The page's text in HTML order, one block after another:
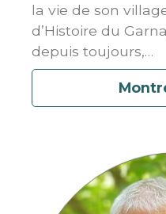
la vie de son
d’Histoire du
depuis toujours,…